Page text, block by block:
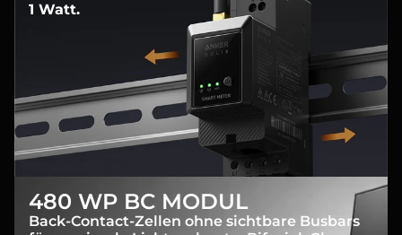
1 Watt.
480 WP BC MODUL
Back-Contact-Zellen ohne sichtbare Busbars